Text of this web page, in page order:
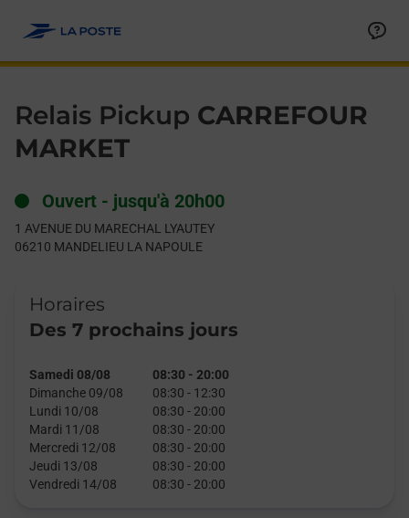
Relais Pickup CARREFOUR
MARKET
Ouvert - jusqu'à 20h00
1 AVENUE DU MARECHAL LYAUTEY
06210 MANDELIEU LA NAPOULE
Horaires
Des 7 prochains jours
Samedi 08/08 08:30 - 20:00
Dimanche 09/08
08:30 - 12:30
Lundi 10/08
08:30 - 20:00
Mardi 11/08
08:30 - 20:00
Mercredi 12/08
08:30 - 20:00
Jeudi 13/08
08:30 - 20:00
Vendredi 14/08
08:30 - 20:00